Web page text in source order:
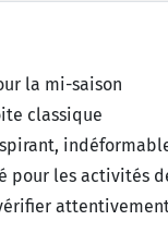
la mi-saison
classique
pour les activités